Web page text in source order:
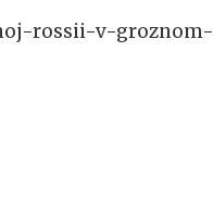
rossii-v-groznom-